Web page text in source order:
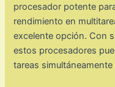
procesador potente
rendimiento en
excelente opción. Con
estos procesadores
tareas